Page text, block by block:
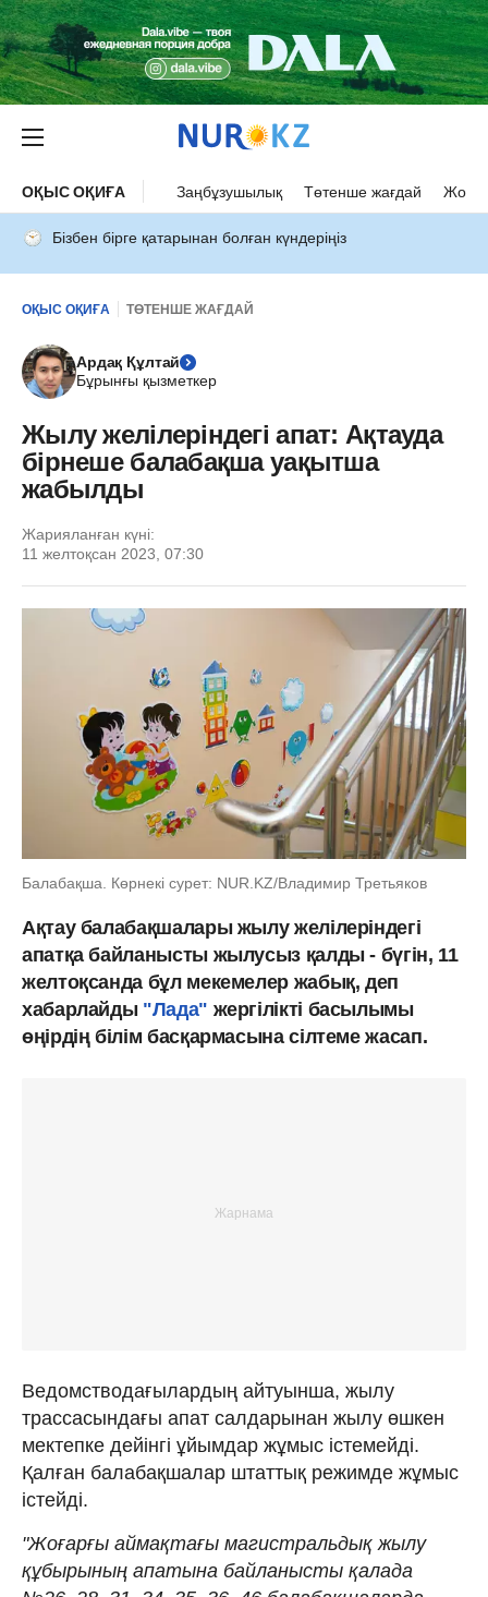
ОҚЫС ОҚИҒА Заңбұзушылық Төтенше жағдай Жол
Бізбен бірге қатарынан болған күндеріңіз
ОҚЫС ОҚИҒА ТӨТЕНШЕ ЖАҒДАЙ
Ардақ Құлтай
Бұрынғы қызметкер
Жылу желілеріндегі апат: Ақтауда
бірнеше балабақша уақытша
жабылды
Жарияланған күні:
11 желтоқсан 2023, 07:30
Балабақша. Көрнекі сурет: NUR.KZ/Владимир Третьяков
Ақтау балабақшалары жылу желілеріндегі
апатқа байланысты жылусыз қалды - бүгін, 11
желтоқсанда бұл мекемелер жабық, деп
хабарлайды "Лада" жергілікті басылымы
өңірдің білім басқармасына сілтеме жасап.
Ведомстводағылардың айтуынша, жылу
трассасындағы апат салдарынан жылу өшкен
мектепке дейінгі ұйымдар жұмыс істемейді.
Қалған балабақшалар штаттық режимде жұмыс
істейді.
"Жоғарғы аймақтағы магистральдық жылу
құбырының апатына байланысты қалада